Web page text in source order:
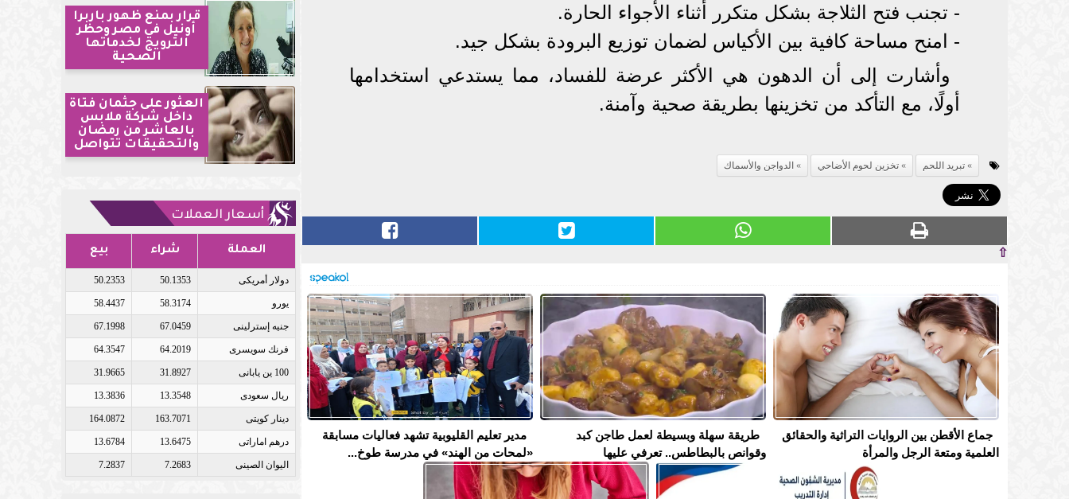
- تجنب فتح الثلاجة بشكل متكرر أثناء الأجواء الحارة.
- امنح مساحة كافية بين الأكياس لضمان توزيع البرودة بشكل جيد.
وأشارت إلى أن الدهون هي الأكثر عرضة للفساد، مما يستدعي استخدامها
أولًا، مع التأكد من تخزينها بطريقة صحية وآمنة.
تبريد اللحم تخزين لحوم الأضاحي الدواجن والأسماك
⇧
جماع الأقطن بين الروايات التراثية والحقائق
العلمية ومتعة الرجل والمرأة
طريقة سهلة وبسيطة لعمل طاجن كبد
وقوانص بالبطاطس.. تعرفي عليها
مدير تعليم القليوبية تشهد فعاليات مسابقة
«لمحات من الهند» في مدرسة طوخ...
قرار بمنع ظهور باربرا
أونيل في مصر وحظر
الترويج لخدماتها
الصحية
العثور على جثمان فتاة
داخل شركة ملابس
بالعاشر من رمضان
والتحقيقات تتواصل
أسعار العملات
العملة شراء بيع
دولار أمريكى 50.1353
50.2353
يورو 58.3174
58.4437
جنيه إسترلينى 67.0459
67.1998
فرنك سويسرى 64.2019
64.3547
100 ين يابانى 31.8927
31.9665
ريال سعودى 13.3548
13.3836
دينار كويتى 163.7071
164.0872
درهم اماراتى 13.6475
13.6784
اليوان الصينى 7.2683
7.2837